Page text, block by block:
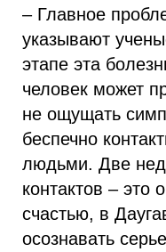
– Главное
указывают
этапе эта
человек может
не ощущать
беспечно
людьми. Две
контактов – это
счастью, в
осознавать